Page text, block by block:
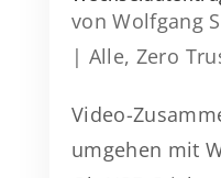
vonWolfgang
| Alle, Zero
Video-
umgehen mit